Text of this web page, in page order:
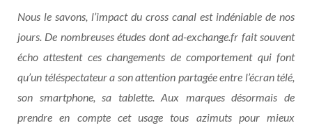
Nous le savons, l’impact du cross canal est indéniable de nos
jours. De nombreuses études dont ad-exchange.fr fait souvent
écho attestent ces changements de comportement qui font
qu’un téléspectateur a son attention partagée entre l’écran télé,
son smartphone, sa tablette. Aux marques désormais de
prendre en compte cet usage tous azimuts pour mieux